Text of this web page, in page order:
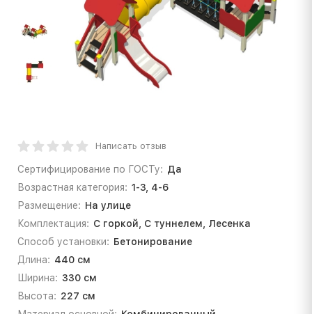
Написать отзыв
Сертифицирование по ГОСТу: Да
Возрастная категория: 1-3, 4-6
Размещение: На улице
Комплектация: С горкой, С туннелем, Лесенка
Способ установки: Бетонирование
Длина: 440 см
Ширина: 330 см
Высота: 227 см